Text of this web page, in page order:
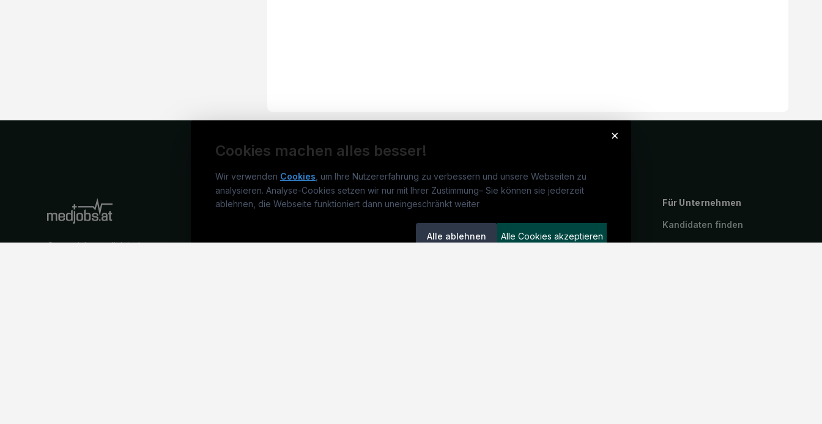
×
Cookies machen alles besser!
Wir verwenden Cookies , um Ihre Nutzererfahrung zu verbessern und unsere Webseiten zu
analysieren. Analyse-Cookies setzen wir nur mit Ihrer Zustimmung– Sie können sie jederzeit
ablehnen, die Webseite funktioniert dann uneingeschränkt weiter
Alle ablehnen
Alle Cookies akzeptieren
Österreichs medizinisches
medjobs.at
Stellenausschreibungen
Jobs
Jobs in Wien
Jobs in Graz
DGKP
Pflegeassistenz
Für Unternehmen
Kandidaten finden
Inserat buchen